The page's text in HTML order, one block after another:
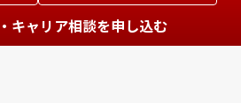
キャリア相談を申し込む